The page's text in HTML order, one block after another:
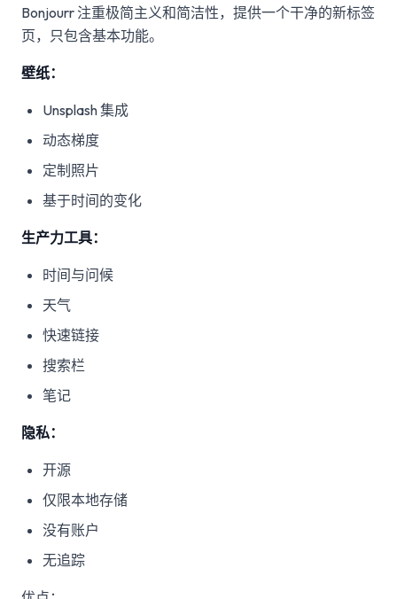
Bonjourr 注重极简主义和简洁性，提供一个干净的新标签
页，只包含基本功能。
壁纸：
Unsplash 集成
动态梯度
定制照片
基于时间的变化
生产力工具：
时间与问候
天气
快速链接
搜索栏
笔记
隐私：
开源
仅限本地存储
没有账户
无追踪